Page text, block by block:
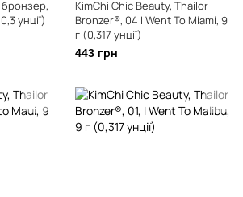
унції)
KimChi Chic Beauty, Thailor
Bronzer®, 04 I Went To Miami, 9
г (0,317 унції)
443 грн